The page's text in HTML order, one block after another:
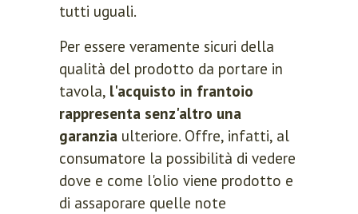
tutti uguali.
Per essere veramente sicuri della
qualità del prodotto da portare in
tavola, l'acquisto in frantoio
rappresenta senz'altro una
garanzia ulteriore. Offre, infatti, al
consumatore la possibilità di vedere
dove e come l'olio viene prodotto e
di assaporare quelle note